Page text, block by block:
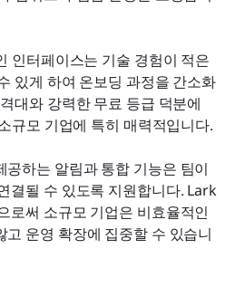
인터페이스는 기술 경험이 적은
있게 하여 온보딩 과정을 간소화
대와 강력한 무료 등급 덕분에
규모 기업에 특히 매력적입니다.
공하는 알림과 통합 기능은 팀이
결될 수 있도록 지원합니다. Lark
로써 소규모 기업은 비효율적인
고 운영 확장에 집중할 수 있습니